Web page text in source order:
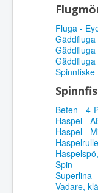
Fluga -
Gäddfluga
Spinnfiske
Beten - 4-
Haspel -
Haspel -
Spin
Superlina
Vadare,